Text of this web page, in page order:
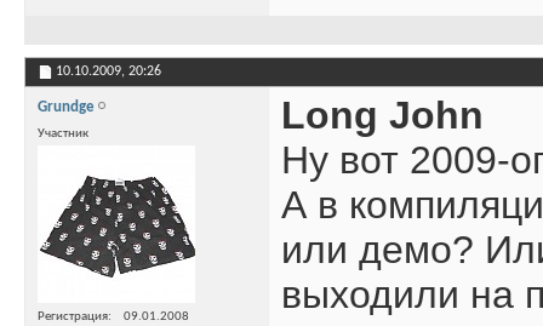
10.10.2009, 20:26
Grundge
Участник
Регистрация
09.01.2008
Long John
Ну вот 2009-
А в
или демо?
выходили на